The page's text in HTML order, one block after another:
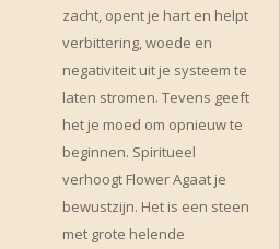
zacht, opent je hart en helpt
verbittering, woede en
negativiteit uit je systeem te
laten stromen. Tevens geeft
het je moed om opnieuw te
beginnen. Spiritueel
verhoogt Flower Agaat je
bewustzijn. Het is een steen
met grote helende